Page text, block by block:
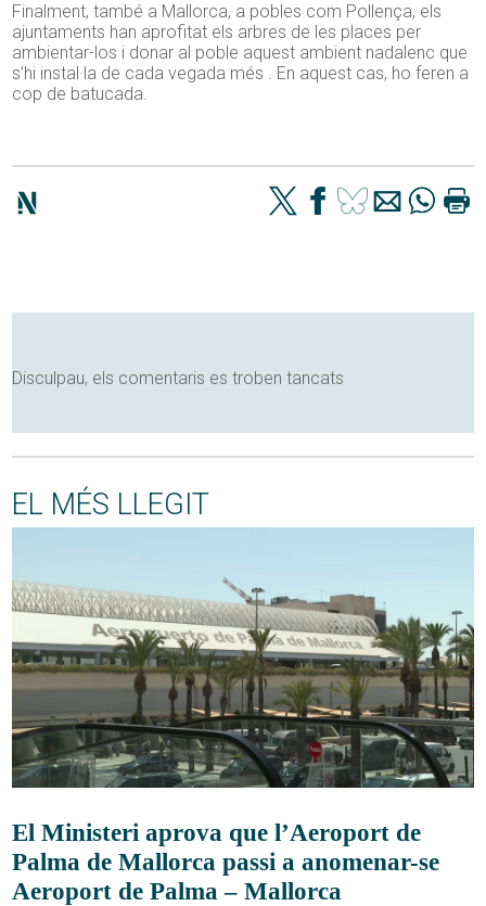
Finalment, també a Mallorca, a pobles com Pollença, els
ajuntaments han aprofitat els arbres de les places per
ambientar-los i donar al poble aquest ambient nadalenc que
s’hi instal·la de cada vegada més . En aquest cas, ho feren a
cop de batucada.
Disculpau, els comentaris es troben tancats
EL MÉS LLEGIT
El Ministeri aprova que l’Aeroport de
Palma de Mallorca passi a anomenar-se
Aeroport de Palma – Mallorca